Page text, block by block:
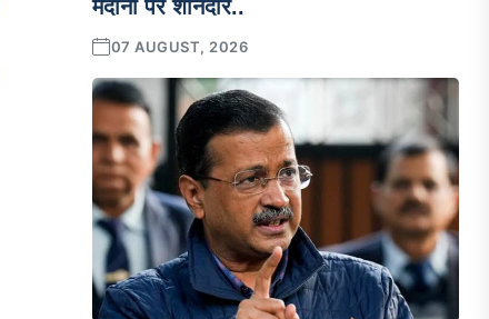
मैदानों पर शानदार..
07 AUGUST, 2026